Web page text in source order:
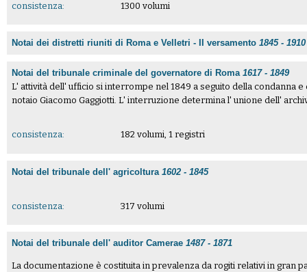
consistenza: 1300 volumi
Notai dei distretti riuniti di Roma e Velletri - II versamento1845 - 1910
Notai del tribunale criminale del governatore di Roma1617 - 1849
L' attività dell' ufficio si interrompe nel 1849 a seguito della condanna
notaio Giacomo Gaggiotti. L' interruzione determina l' unione dell'
consistenza: 182 volumi, 1 registri
Notai del tribunale dell' agricoltura1602 - 1845
consistenza: 317 volumi
Notai del tribunale dell' auditor Camerae1487 - 1871
La documentazione è costituita in prevalenza da rogiti relativi in gran